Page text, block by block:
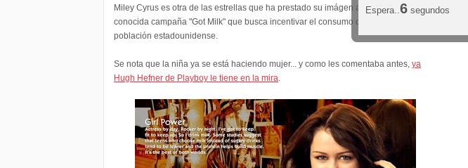
Miley Cyrus es otra de las estrellas que ha prestado su imágen a la
conocida campaña "Got Milk" que busca incentivar el consumo de leche en la
población estadounidense.
Se nota que la niña ya se está haciendo mujer... y como les comentaba antes, ya
Hugh Hefner de Playboy le tiene en la mira.
Espera..1 segundos